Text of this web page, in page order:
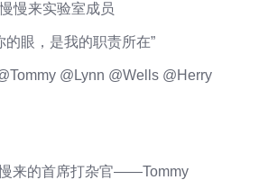
慢慢来实验室成员
的眼，是我的职责所在”
@Lynn @Wells @Herry
来的首席打杂官——Tommy